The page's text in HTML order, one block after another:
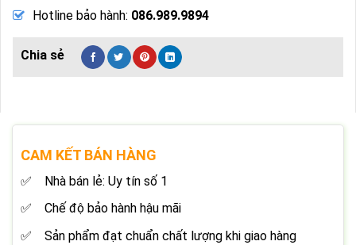
Hotline bảo hành: 086.989.9894
CAM KẾT BÁN HÀNG
Nhà bán lẻ: Uy tín số 1
Chế độ bảo hành hậu mãi
Sản phẩm đạt chuẩn chất lượng khi giao hàng